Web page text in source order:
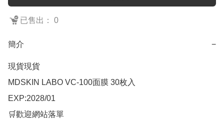
已售出： 0
簡介 −
現貨現貨
MDSKIN LABO VC-100面膜 30枚入
EXP:2028/01
🛒歡迎網站落單